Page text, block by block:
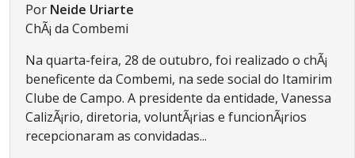
Por Neide Uriarte
ChÃ¡ da Combemi
Na quarta-feira, 28 de outubro, foi realizado o chÃ¡
beneficente da Combemi, na sede social do Itamirim
Clube de Campo. A presidente da entidade, Vanessa
CalizÃ¡rio, diretoria, voluntÃ¡rias e funcionÃ¡rios
recepcionaram as convidadas...